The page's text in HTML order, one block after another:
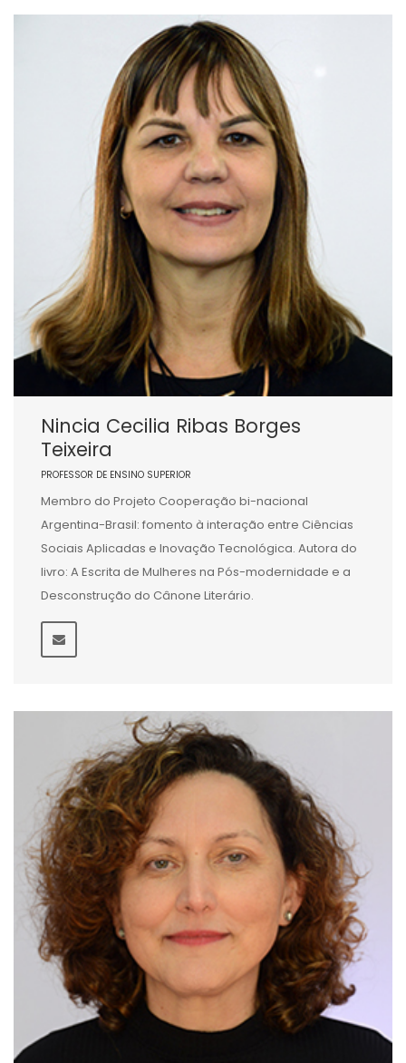
Nincia Cecilia Ribas Borges
Teixeira
PROFESSOR DE ENSINO SUPERIOR
Membro do Projeto Cooperação bi-nacional
Argentina-Brasil: fomento à interação entre Ciências
Sociais Aplicadas e Inovação Tecnológica. Autora do
livro: A Escrita de Mulheres na Pós-modernidade e a
Desconstrução do Cânone Literário.